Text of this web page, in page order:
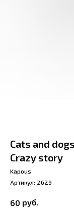
Cats and
Crazy story
Kapous
Артикул: 2629
60 руб.